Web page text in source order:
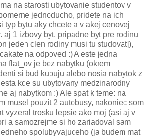
na starosti ubytovanie studentov v
jednoducho, pridete na ich
typ bytu aky chcete a v akej cenovej
aj 1 izbovy byt, pripadne byt pre rodinu
jeden clen rodiny musi tu studovat]),
na odpoved :) A este jedna
flat_ov je bez nabytku (okrem
si bud kupuju alebo nosia nabytok z
kde su ubytovany medzinarodny
aj nabytkom :) Ale spat k teme: na
musel pouzit 2 autobusy, nakoniec som
vyzeral trosku lepsie ako moj (asi aj v
a samozrejme si ho zariadoval sam
spolubyvajuceho (ja budem mat